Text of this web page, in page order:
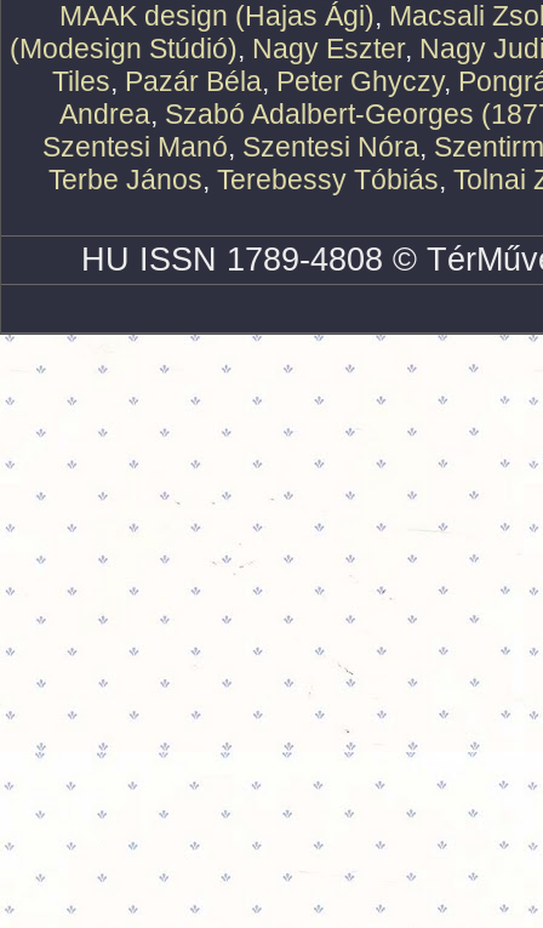
MAAK design (Hajas Ági), Macsali
(Modesign Stúdió), Nagy Eszter, Nagy
Tiles, Pazár Béla, Peter Ghyczy,
Andrea, Szabó Adalbert-Georges
Szentesi Manó, Szentesi Nóra,
Terbe János, Terebessy Tóbiás, Tolnai
HU ISSN 1789-4808 ©